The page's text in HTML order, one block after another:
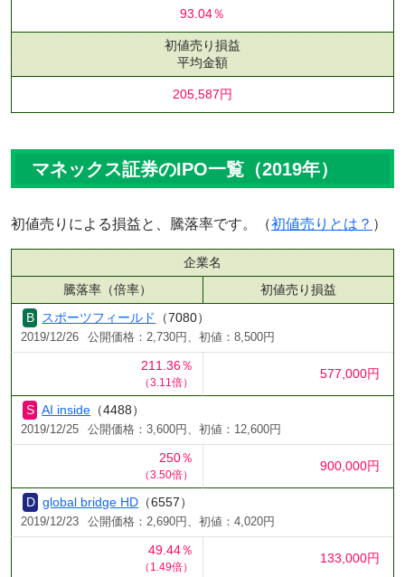
93.04％
初値売り損益
平均金額
205,587円
マネックス証券のIPO一覧（2019年）
初値売りによる損益と、騰落率です。（初値売りとは？ ）
企業名
騰落率（倍率）
初値売り損益
スポーツフィールド
（7080）
2019/12/26 公開価格：2,730円、初値：8,500円
211.36％
（3.11倍）
577,000円
AI inside （4488）
2019/12/25 公開価格：3,600円、初値：12,600円
250％
（3.50倍）
900,000円
global bridge HD （6557）
2019/12/23 公開価格：2,690円、初値：4,020円
49.44％
（1.49倍）
133,000円